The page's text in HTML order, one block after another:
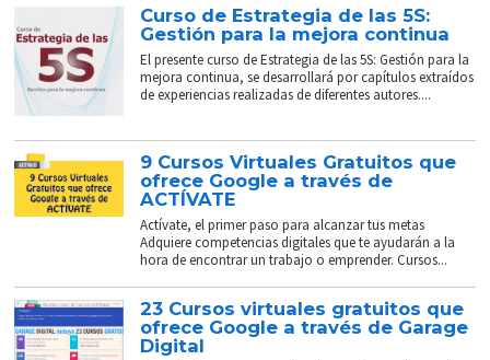
Curso de Estrategia de las 5S:
Gestión para la mejora continua
El presente curso de Estrategia de las 5S: Gestión para la
mejora continua, se desarrollará por capítulos extraídos
de experiencias realizadas de diferentes autores....
9 Cursos Virtuales Gratuitos que
ofrece Google a través de
ACTÍVATE
Actívate, el primer paso para alcanzar tus metas
Adquiere competencias digitales que te ayudarán a la
hora de encontrar un trabajo o emprender. Cursos...
23 Cursos virtuales gratuitos que
ofrece Google a través de Garage
Digital